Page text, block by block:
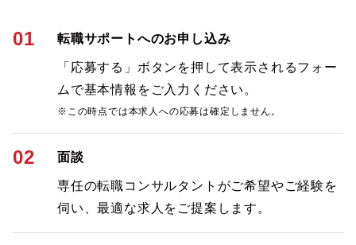
01 転職サポートへのお申し込み
「応募する」ボタンを押して表示されるフォー
ムで基本情報をご入力ください。
※この時点では本求人への応募は確定しません。
02 面談
専任の転職コンサルタントがご希望やご経験を
伺い、最適な求人をご提案します。